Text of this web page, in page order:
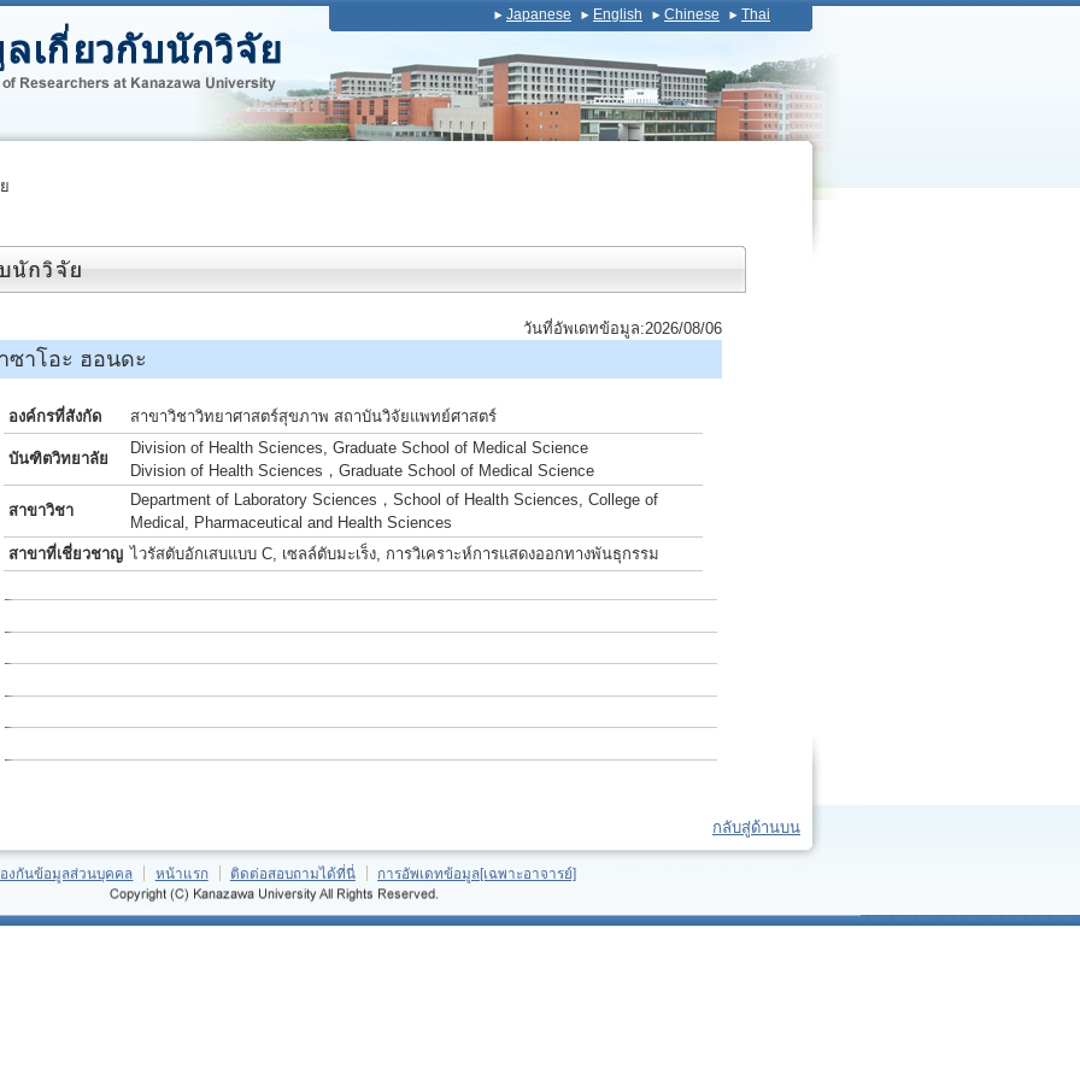
Japanese English Chinese Thai
วันที่อัพเดทข้อมูล:2026/08/06
าโอะ ฮอนดะ
องค์กรที่สังกัด สาขาวิชาวิทยาศาสตร์สุขภาพ สถาบันวิจัยแพทย์ศาสตร์
บันฑิตวิทยาลัย
Division of Health Sciences, Graduate School of Medical Science
Division of Health Sciences，Graduate School of Medical Science
สาขาวิชา
Department of Laboratory Sciences，School of Health Sciences, College of
Medical, Pharmaceutical and Health Sciences
สาขาที่เชี่ยวชาญ ไวรัสตับอักเสบแบบ C, เซลล์ตับมะเร็ง, การวิเคราะห์การแสดงออกทางพันธุกรรม
กลับสู่ด้านบน
งกันข้อมูลส่วนบุคคล หน้าแรก ติดต่อสอบถามได้ที่นี่ การอัพเดทข้อมูล[เฉพาะอาจารย์]